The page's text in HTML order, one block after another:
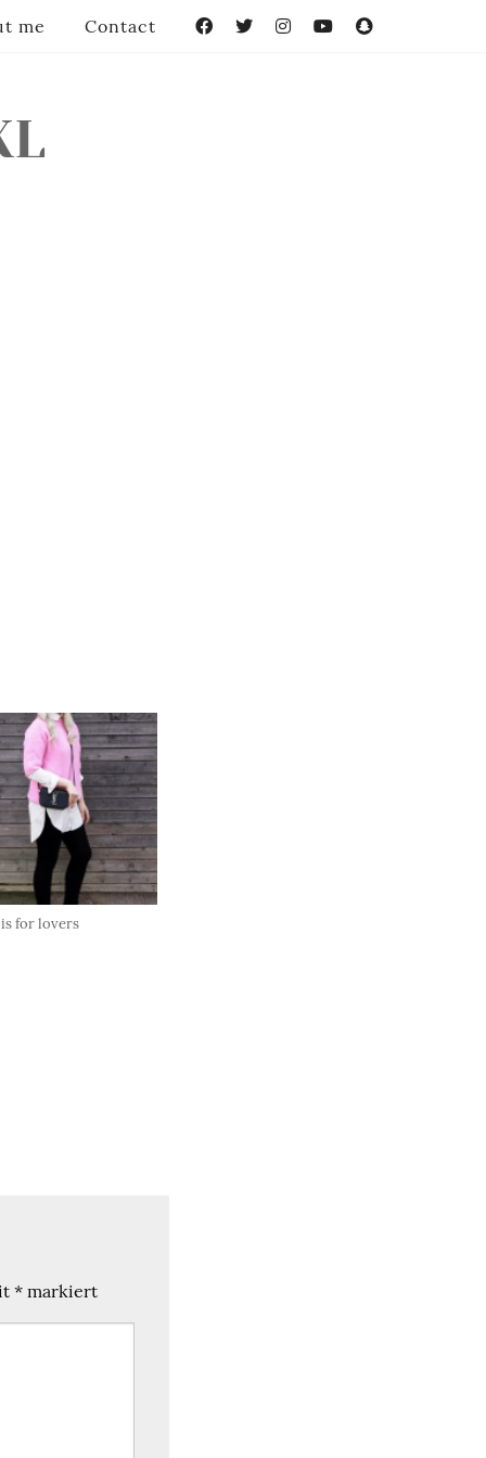
is for lovers
* markiert
me Contact FacebookTwitterInstagramYouTube